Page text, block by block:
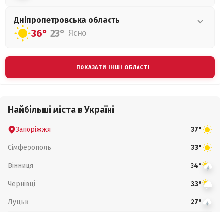
Дніпропетровська область
36° 23° Ясно
ПОКАЗАТИ ІНШІ ОБЛАСТІ
Найбільші міста в Україні
Запоріжжя 37°
Сімферополь 33°
Вінниця 34°
Чернівці 33°
Луцьк 27°